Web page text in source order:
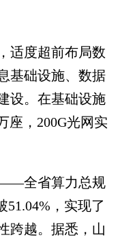
度超前布局数
基础设施、数据
设。在基础设施
座，200G光网实
全省算力总规
51.04%，实现了
跨越。据悉，山